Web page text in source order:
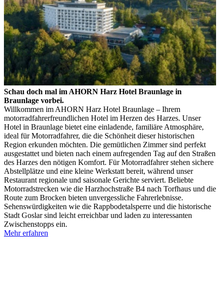
Schau doch mal im AHORN Harz Hotel Braunlage in
Braunlage vorbei.
Willkommen im AHORN Harz Hotel Braunlage – Ihrem
motorradfahrerfreundlichen Hotel im Herzen des Harzes. Unser
Hotel in Braunlage bietet eine einladende, familiäre Atmosphäre,
ideal für Motorradfahrer, die die Schönheit dieser historischen
Region erkunden möchten. Die gemütlichen Zimmer sind perfekt
ausgestattet und bieten nach einem aufregenden Tag auf den Straßen
des Harzes den nötigen Komfort. Für Motorradfahrer stehen sichere
Abstellplätze und eine kleine Werkstatt bereit, während unser
Restaurant regionale und saisonale Gerichte serviert. Beliebte
Motorradstrecken wie die Harzhochstraße B4 nach Torfhaus und die
Route zum Brocken bieten unvergessliche Fahrerlebnisse.
Sehenswürdigkeiten wie die Rappbodetalsperre und die historische
Stadt Goslar sind leicht erreichbar und laden zu interessanten
Zwischenstopps ein.
Mehr erfahren